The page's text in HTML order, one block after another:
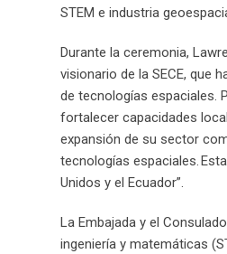
STEM e industria
Durante la ceremonia,
visionario de la SECE, que
de tecnologías espaciales.
fortalecer capacidades
expansión de su sector
tecnologías espaciales.
Unidos y el Ecuador”.
La Embajada y el
ingeniería y matemáticas